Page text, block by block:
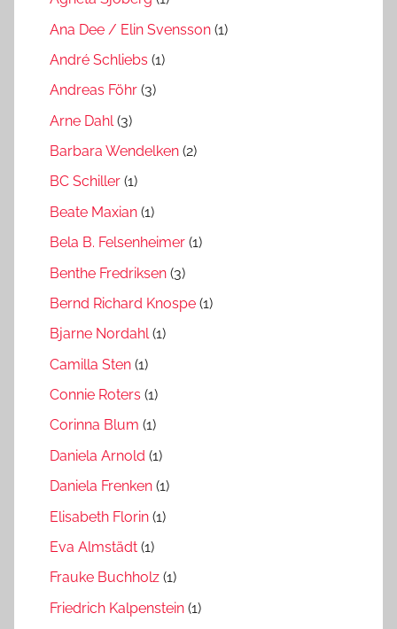
Ana Dee / Elin Svensson (1)
André Schliebs (1)
Andreas Föhr (3)
Arne Dahl (3)
Barbara Wendelken (2)
BC Schiller (1)
Beate Maxian (1)
Bela B. Felsenheimer (1)
Benthe Fredriksen (3)
Bernd Richard Knospe (1)
Bjarne Nordahl(1)
Camilla Sten (1)
Connie Roters (1)
Corinna Blum (1)
Daniela Arnold (1)
Daniela Frenken (1)
Elisabeth Florin (1)
Eva Almstädt (1)
Frauke Buchholz (1)
Friedrich Kalpenstein (1)